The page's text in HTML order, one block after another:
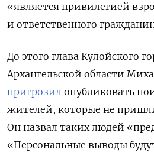
«является привилегией
и ответственного
До этого глава Кулойского
Архангельской области
пригрозил опубликовать
жителей, которые не
Он назвал таких людей
«Персональные выводы